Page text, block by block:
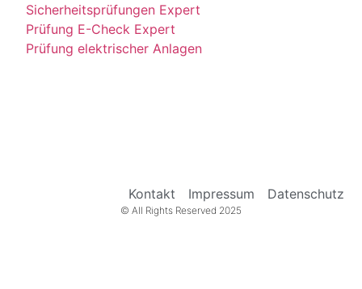
Sicherheitsprüfungen Expert
Prüfung E-Check Expert
Prüfung elektrischer Anlagen
Kontakt Impressum Datenschutz
© All Rights Reserved 2025